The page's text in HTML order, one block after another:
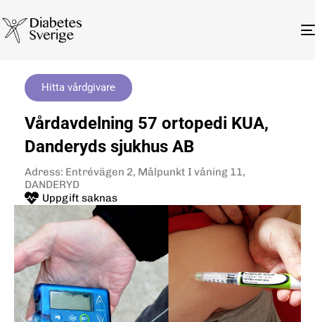
Hitta vårdgivare
Vårdavdelning 57 ortopedi KUA,
Danderyds sjukhus AB
Adress: Entrévägen 2, Målpunkt I våning 11,
DANDERYD
Uppgift saknas